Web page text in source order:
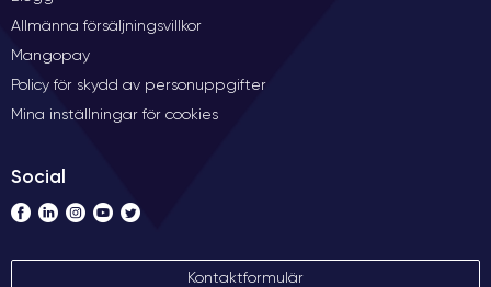
Allmänna försäljningsvillkor
Mangopay
Policy för skydd av personuppgifter
Mina inställningar för cookies
Social
Kontaktformulär